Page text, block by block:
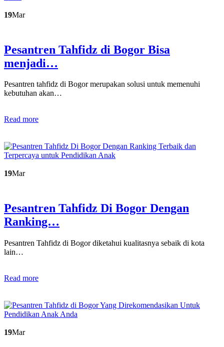
19Mar
Pesantren Tahfidz di Bogor Bisa
menjadi…
Pesantren tahfidz di Bogor merupakan solusi untuk memenuhi
kebutuhan akan…
Read more
19Mar
Pesantren Tahfidz Di Bogor Dengan
Ranking…
Pesantren Tahfidz di Bogor diketahui kualitasnya sebaik di kota
lain…
Read more
19Mar